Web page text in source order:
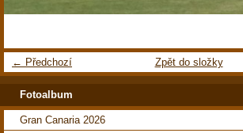
← Předchozí Zpět do složky
Fotoalbum
Gran Canaria 2026